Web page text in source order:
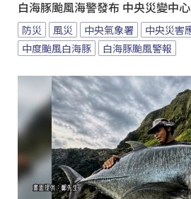
白海豚颱風海警發布 中央災變中
防災 風災 中央氣象署
中央災害
中度颱風白海豚
白海豚颱風警報